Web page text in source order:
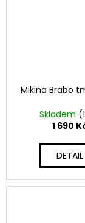
Mikina Brabo
Skladem
1 690
DETAIL